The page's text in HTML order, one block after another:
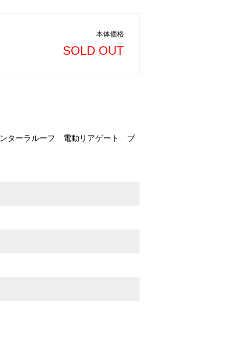
本体価格
SOLD OUT
ターラルーフ 電動リアゲート ブ